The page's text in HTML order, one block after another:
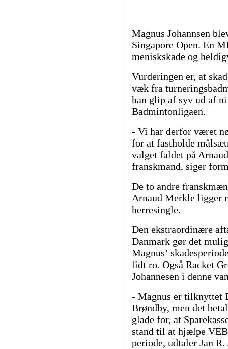
Magnus Johannsen
Singapore Open. En
meniskskade og
Vurderingen er, at
væk fra
han glip af syv ud af
Badmintonligaen.
- Vi har derfor været
for at fastholde
valget faldet på
franskmand, siger
De to andre
Arnaud Merkle ligger
herresingle.
Den ekstraordinære
Danmark gør det
Magnus’
lidt ro. Også Racket
Johannesen i denne
- Magnus er tilknyttet
Brøndby, men det
glade for, at
stand til at hjælpe
periode, udtaler Jan R.